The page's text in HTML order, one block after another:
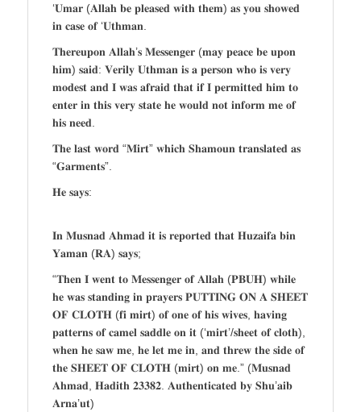
‘𝐔𝐦𝐚𝐫 (𝐀𝐥𝐥𝐚𝐡 𝐛𝐞 𝐩𝐥𝐞𝐚𝐬𝐞𝐝 𝐰𝐢𝐭𝐡 𝐭𝐡𝐞𝐦) 𝐚𝐬 𝐲𝐨𝐮 𝐬𝐡𝐨𝐰𝐞𝐝
𝐢𝐧 𝐜𝐚𝐬𝐞 𝐨𝐟 ‘𝐔𝐭𝐡𝐦𝐚𝐧.
𝐓𝐡𝐞𝐫𝐞𝐮𝐩𝐨𝐧 𝐀𝐥𝐥𝐚𝐡’𝐬 𝐌𝐞𝐬𝐬𝐞𝐧𝐠𝐞𝐫 (𝐦𝐚𝐲 𝐩𝐞𝐚𝐜𝐞 𝐛𝐞 𝐮𝐩𝐨𝐧
𝐡𝐢𝐦) 𝐬𝐚𝐢𝐝: 𝐕𝐞𝐫𝐢𝐥𝐲 𝐔𝐭𝐡𝐦𝐚𝐧 𝐢𝐬 𝐚 𝐩𝐞𝐫𝐬𝐨𝐧 𝐰𝐡𝐨 𝐢𝐬 𝐯𝐞𝐫𝐲
𝐦𝐨𝐝𝐞𝐬𝐭 𝐚𝐧𝐝 𝐈 𝐰𝐚𝐬 𝐚𝐟𝐫𝐚𝐢𝐝 𝐭𝐡𝐚𝐭 𝐢𝐟 𝐈 𝐩𝐞𝐫𝐦𝐢𝐭𝐭𝐞𝐝 𝐡𝐢𝐦 𝐭𝐨
𝐞𝐧𝐭𝐞𝐫 𝐢𝐧 𝐭𝐡𝐢𝐬 𝐯𝐞𝐫𝐲 𝐬𝐭𝐚𝐭𝐞 𝐡𝐞 𝐰𝐨𝐮𝐥𝐝 𝐧𝐨𝐭 𝐢𝐧𝐟𝐨𝐫𝐦 𝐦𝐞 𝐨𝐟
𝐡𝐢𝐬 𝐧𝐞𝐞𝐝.
𝐓𝐡𝐞 𝐥𝐚𝐬𝐭 𝐰𝐨𝐫𝐝 “𝐌𝐢𝐫𝐭” 𝐰𝐡𝐢𝐜𝐡 𝐒𝐡𝐚𝐦𝐨𝐮𝐧 𝐭𝐫𝐚𝐧𝐬𝐥𝐚𝐭𝐞𝐝 𝐚𝐬
“𝐆𝐚𝐫𝐦𝐞𝐧𝐭𝐬”.
𝐇𝐞 𝐬𝐚𝐲𝐬:
𝐈𝐧 𝐌𝐮𝐬𝐧𝐚𝐝 𝐀𝐡𝐦𝐚𝐝 𝐢𝐭 𝐢𝐬 𝐫𝐞𝐩𝐨𝐫𝐭𝐞𝐝 𝐭𝐡𝐚𝐭 𝐇𝐮𝐳𝐚𝐢𝐟𝐚 𝐛𝐢𝐧
𝐘𝐚𝐦𝐚𝐧 (𝐑𝐀) 𝐬𝐚𝐲𝐬;
“𝐓𝐡𝐞𝐧 𝐈 𝐰𝐞𝐧𝐭 𝐭𝐨 𝐌𝐞𝐬𝐬𝐞𝐧𝐠𝐞𝐫 𝐨𝐟 𝐀𝐥𝐥𝐚𝐡 (𝐏𝐁𝐔𝐇) 𝐰𝐡𝐢𝐥𝐞
𝐡𝐞 𝐰𝐚𝐬 𝐬𝐭𝐚𝐧𝐝𝐢𝐧𝐠 𝐢𝐧 𝐩𝐫𝐚𝐲𝐞𝐫𝐬 𝐏𝐔𝐓𝐓𝐈𝐍𝐆 𝐎𝐍 𝐀 𝐒𝐇𝐄𝐄𝐓
𝐎𝐅 𝐂𝐋𝐎𝐓𝐇 (𝐟𝐢 𝐦𝐢𝐫𝐭) 𝐨𝐟 𝐨𝐧𝐞 𝐨𝐟 𝐡𝐢𝐬 𝐰𝐢𝐯𝐞𝐬, 𝐡𝐚𝐯𝐢𝐧𝐠
𝐩𝐚𝐭𝐭𝐞𝐫𝐧𝐬 𝐨𝐟 𝐜𝐚𝐦𝐞𝐥 𝐬𝐚𝐝𝐝𝐥𝐞 𝐨𝐧 𝐢𝐭 (‘𝐦𝐢𝐫𝐭’/𝐬𝐡𝐞𝐞𝐭 𝐨𝐟 𝐜𝐥𝐨𝐭𝐡),
𝐰𝐡𝐞𝐧 𝐡𝐞 𝐬𝐚𝐰 𝐦𝐞, 𝐡𝐞 𝐥𝐞𝐭 𝐦𝐞 𝐢𝐧, 𝐚𝐧𝐝 𝐭𝐡𝐫𝐞𝐰 𝐭𝐡𝐞 𝐬𝐢𝐝𝐞 𝐨𝐟
𝐭𝐡𝐞 𝐒𝐇𝐄𝐄𝐓 𝐎𝐅 𝐂𝐋𝐎𝐓𝐇 (𝐦𝐢𝐫𝐭) 𝐨𝐧 𝐦𝐞.” (𝐌𝐮𝐬𝐧𝐚𝐝
𝐀𝐡𝐦𝐚𝐝, 𝐇𝐚𝐝𝐢𝐭𝐡 𝟐𝟑𝟑𝟖𝟐. 𝐀𝐮𝐭𝐡𝐞𝐧𝐭𝐢𝐜𝐚𝐭𝐞𝐝 𝐛𝐲 𝐒𝐡𝐮’𝐚𝐢𝐛
𝐀𝐫𝐧𝐚’𝐮𝐭)